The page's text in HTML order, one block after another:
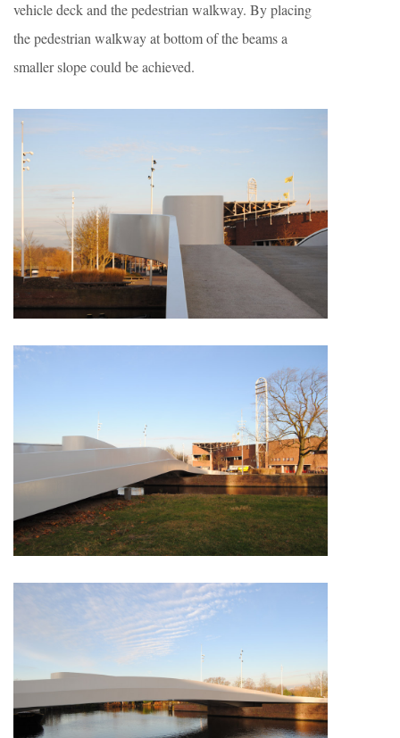
vehicle deck and the pedestrian walkway. By placing
the pedestrian walkway at bottom of the beams a
smaller slope could be achieved.